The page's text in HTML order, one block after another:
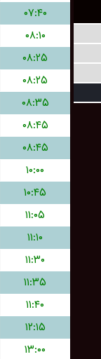
۰۷:۴۰
۰۸:۱۰
۰۸:۲۵
۰۸:۲۵
۰۸:۳۵
۰۸:۴۵
۰۸:۴۵
۱۰:۰۰
۱۰:۴۵
۱۱:۰۵
۱۱:۱۰
۱۱:۳۰
۱۱:۳۵
۱۱:۴۰
۱۲:۱۵
۱۳:۰۰